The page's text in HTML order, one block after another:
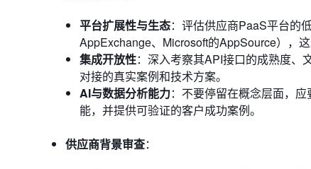
平台扩展性与生态：评估供应商PaaS平台的
AppExchange、Microsoft的AppSource），
集成开放性：深入考察其API接口的成熟度、
对接的真实案例和技术方案。
AI与数据分析能力：不要停留在概念层面，
能，并提供可验证的客户成功案例。
供应商背景审查：